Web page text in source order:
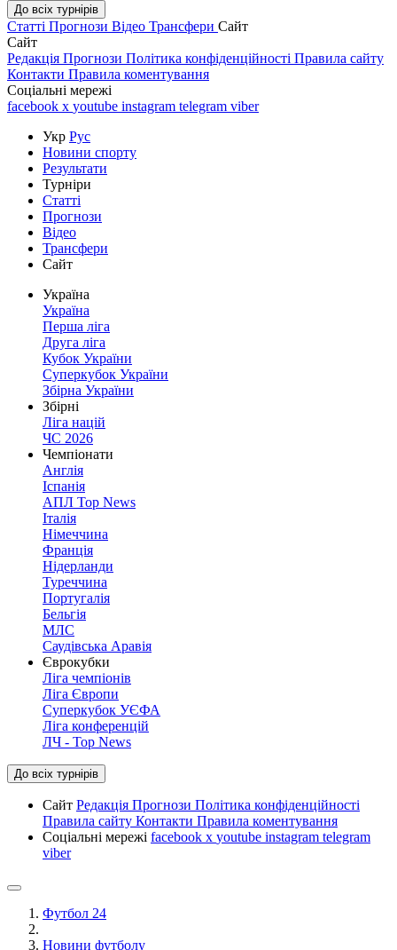
До всіх турнірів
Статті Прогнози Відео Трансфери Сайт
Сайт
Редакція Прогнози Політика конфіденційності Правила сайту
Контакти Правила коментування
Соціальні мережі
facebook x youtube instagram telegram viber
Укр Рус
Новини спорту
Результати
Турніри
Статті
Прогнози
Відео
Трансфери
Сайт
Україна
Україна
Перша ліга
Друга ліга
Кубок України
Суперкубок України
Збірна України
Збірні
Ліга націй
ЧС 2026
Чемпіонати
Англія
Іспанія
АПЛ Top News
Італія
Німеччина
Франція
Нідерланди
Туреччина
Португалія
Бельгія
МЛС
Саудівська Аравія
Єврокубки
Ліга чемпіонів
Ліга Європи
Суперкубок УЄФА
Ліга конференцій
ЛЧ - Top News
До всіх турнірів
Сайт Редакція Прогнози Політика конфіденційності
Правила сайту Контакти Правила коментування
Соціальні мережі facebook x youtube instagram telegram
viber
Футбол 24
Новини футболу